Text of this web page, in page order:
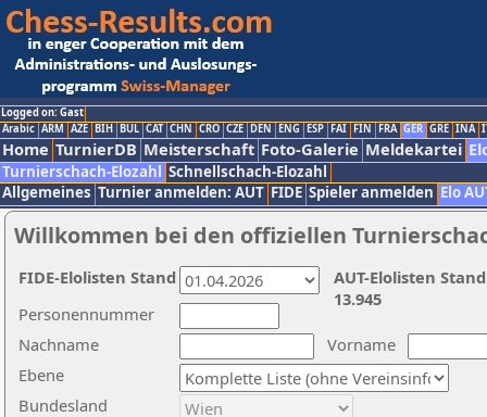
Logged on: Gast
Arabic ARM AZE BIH BUL CAT CHN CRO CZE DEN ENG ESP FAI FIN FRA GER GRE INA
Home TurnierDB Meisterschaft Foto-Galerie Meldekartei
Turnierschach-Elozahl Schnellschach-Elozahl
Allgemeines Turnier anmelden: AUT FIDE Spieler anmelden Elo
Willkommen bei den offiziellen
Nachname
Vorname
Ebene
Personennummer
Bundesland
AUT-Elolisten
13.945
FIDE-Elolisten Stand